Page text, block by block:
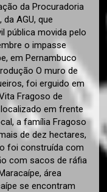
da Procuradoria
da AGU, que
pública movida pelo
o impasse
em Pernambuco
O muro de
foi erguido em
Fragoso de
em frente
a família Fragoso
de dez hectares,
foi construída com
com sacos de ráfia
área
se encontram